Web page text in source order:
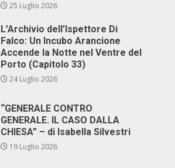
25 Luglio 2026
L’Archivio dell’Ispettore Di
Falco: Un Incubo Arancione
Accende la Notte nel Ventre del
Porto (Capitolo 33)
24 Luglio 2026
“GENERALE CONTRO
GENERALE. IL CASO DALLA
CHIESA” – di Isabella Silvestri
19 Luglio 2026